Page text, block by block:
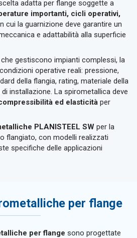
adatta per flange soggette a
importanti, cicli operativi,
cui la guarnizione deve garantire un
e adattabilità alla superficie
che gestiscono impianti complessi, la
operative reali: pressione,
della flangia, rating, materiale della
installazione. La spirometallica deve
ed elasticità per
PLANISTEEL SW per la
flangiato, con modelli realizzati
specifiche delle applicazioni
per flange
per flange sono progettate